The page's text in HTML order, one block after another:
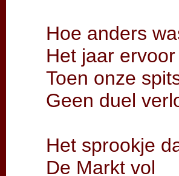
Hoe anders
Het jaar ervoor
Toen onze
Geen duel
Het sprookje
De Markt vol